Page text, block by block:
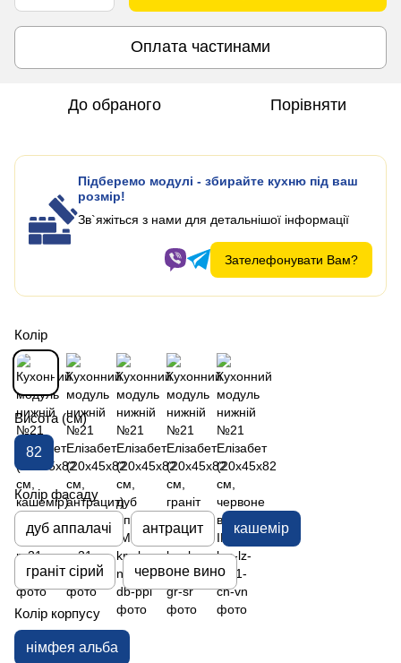
Оплата частинами
До обраного Порівняти
Підберемо модулі - збирайте кухню під ваш
розмір!
Зв`яжіться з нами для детальнішої інформації
Зателефонувати Вам?
Колір
Висота (см)
82
Колір фасаду
дуб аппалачі антрацит кашемір
граніт сірий червоне вино
Колір корпусу
німфея альба